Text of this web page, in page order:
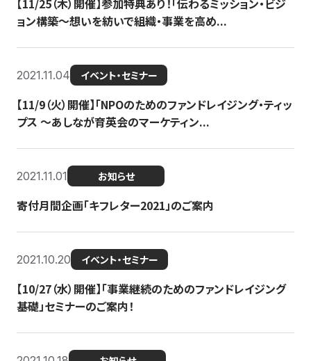
【11/25（木）開催】参加特典あり！「伝わるミッション・ビジ
ョン構築〜想いを紡いで組織・事業を高め...
2021.11.04 イベント・セミナー
【11/9（火）開催】「NPOのためのファンドレイジング・ティッ
プス 〜あしなが育英会のマーケティン...
2021.11.01 お知らせ
寄付月間企画「キフレター2021」のご案内
2021.10.20 イベント・セミナー
【10/27（水）開催】「事業継続のためのファンドレイジング
基礎」セミナーのご案内！